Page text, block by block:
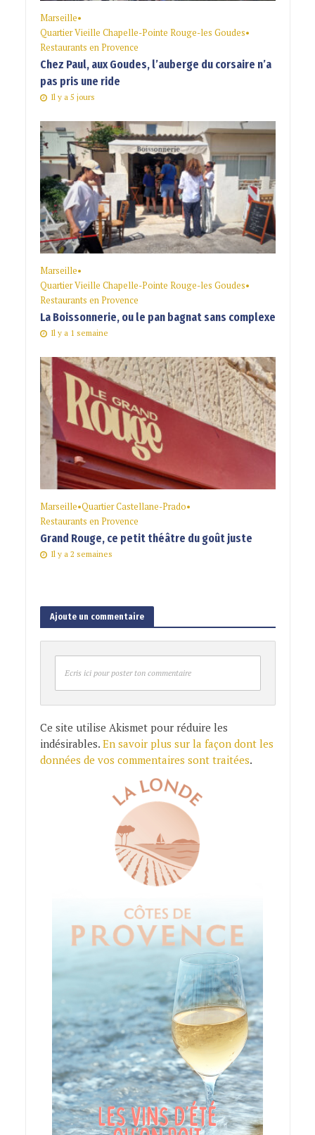
Marseille•
Quartier Vieille Chapelle-Pointe Rouge-les Goudes•
Restaurants en Provence
Chez Paul, aux Goudes, l’auberge du corsaire n’a
pas pris une ride
Il y a 5 jours
Marseille•
Quartier Vieille Chapelle-Pointe Rouge-les Goudes•
Restaurants en Provence
La Boissonnerie, ou le pan bagnat sans complexe
Il y a 1 semaine
Marseille•Quartier Castellane-Prado•
Restaurants en Provence
Grand Rouge, ce petit théâtre du goût juste
Il y a 2 semaines
Ajoute un commentaire
Ecris ici pour poster ton commentaire
Ce site utilise Akismet pour réduire les
indésirables. En savoir plus sur la façon dont les
données de vos commentaires sont traitées.